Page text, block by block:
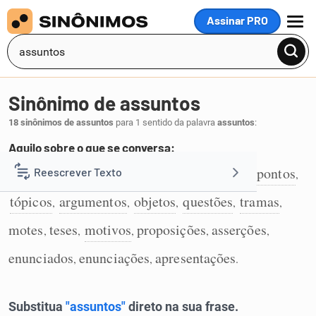
Assinar PRO
MENU
Reescrever Texto
Resumir Texto
Corrigir Texto
Sinônimo de assuntos
18 sinônimos de assuntos para 1 sentido da palavra assuntos:
Aquilo sobre o que se conversa:
1 temas,conteúdos temáticas pontos,
tópicos, argumentos, objetos, questões, tramas,
motes, teses, motivos, proposições, asserções,
enunciados, enunciações,apresentações.